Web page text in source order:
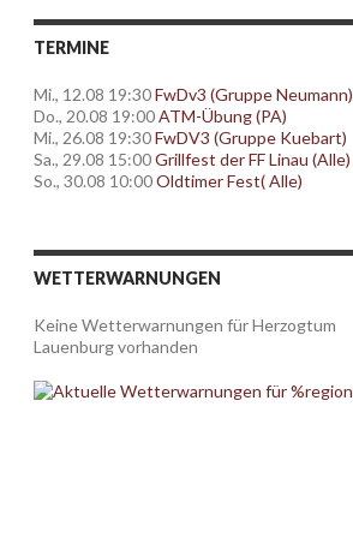
TERMINE
Mi., 12.08 19:30FwDv3 (Gruppe Neumann)
Do., 20.08 19:00ATM-Übung (PA)
Mi., 26.08 19:30FwDV3 (Gruppe Kuebart)
Sa., 29.08 15:00Grillfest der FF Linau (Alle)
So., 30.08 10:00Oldtimer Fest( Alle)
WETTERWARNUNGEN
Keine Wetterwarnungen für Herzogtum
Lauenburg vorhanden